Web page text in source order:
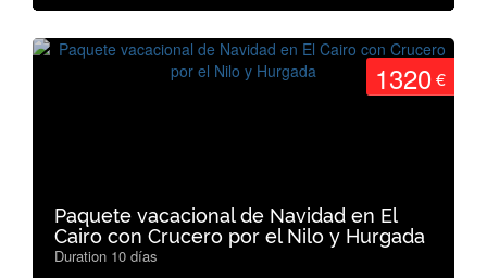
1320€
Paquete vacacional de Navidad en El
Cairo con Crucero por el Nilo y Hurgada
Duration 10 días